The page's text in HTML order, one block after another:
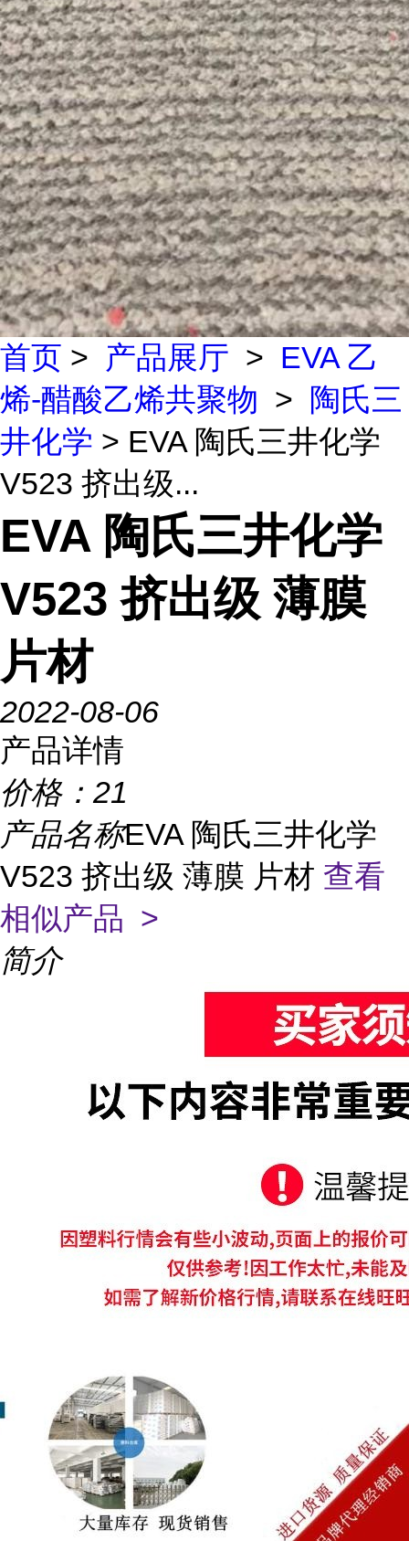
首页 > 产品展厅 > EVA 乙
烯-醋酸乙烯共聚物 >
陶氏三
井化学 > EVA 陶氏三井化学
V523 挤出级...
EVA 陶氏三井化学
V523 挤出级 薄膜
片材
2022-08-06
产品详情
价格： 21
产品名称EVA 陶氏三井化学
V523 挤出级 薄膜 片材 查看
相似产品 >
简介